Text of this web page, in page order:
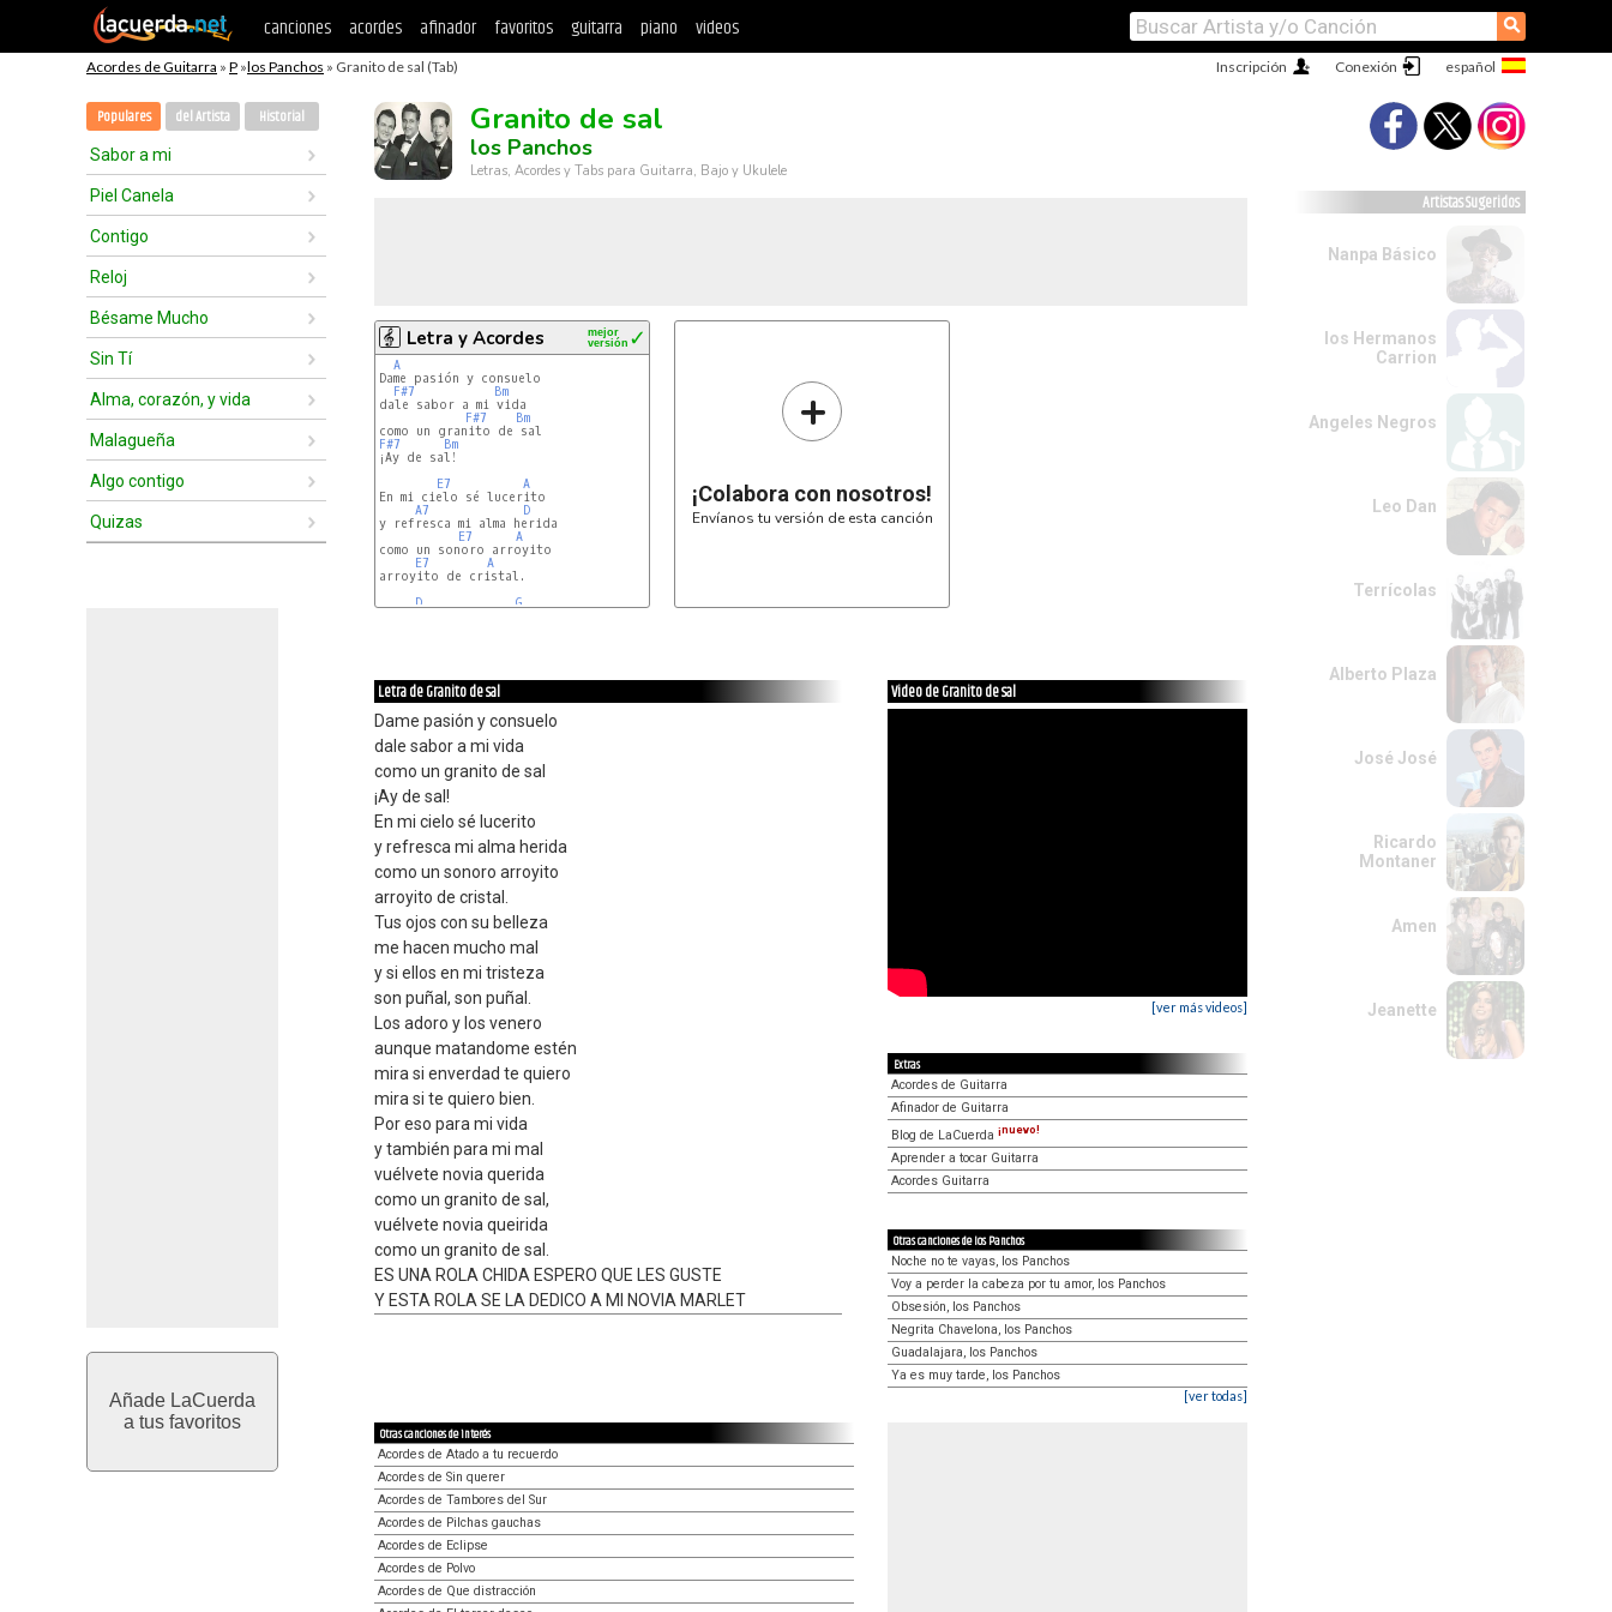
canciones acordes afinador favoritos guitarra piano videos ⚲
Acordes de Guitarra » P »los Panchos » Granito de sal (Tab) Conexión
Inscripción
Populares del Artista Historial
Sabor a mi
Piel Canela
Contigo
Reloj
Bésame Mucho
Sin Tí
Alma, corazón, y vida
Malagueña
Algo contigo
Quizas
Añade LaCuerda
a tus favoritos
Granito de sal
los Panchos
Letras, Acordes y Tabs para Guitarra, Bajo y Ukulele
Letra y Acordes ✓
mejor
versión
A
Dame pasión y consuelo
F#7
Bm
dale sabor a mi vida
F#7
Bm
F#7
Bm
¡Ay de sal!
E7
A
En mi cielo sé lucerito
A7
D
y refresca mi alma herida
E7
A
como un sonoro arroyito
E7
A
arroyito de cristal.
D
G
+
¡Colabora con nosotros!
Envíanos tu versión de esta canción
Letra de Granito de sal
Dame pasión y consuelo
dale sabor a mi vida
como un granito de sal
¡Ay de sal!
En mi cielo sé lucerito
y refresca mi alma herida
como un sonoro arroyito
arroyito de cristal.
Tus ojos con su belleza
me hacen mucho mal
y si ellos en mi tristeza
son puñal, son puñal.
Los adoro y los venero
aunque matandome estén
mira si enverdad te quiero
mira si te quiero bien.
Por eso para mi vida
y también para mi mal
vuélvete novia querida
como un granito de sal,
vuélvete novia queirida
como un granito de sal.
ES UNA ROLA CHIDA ESPERO QUE LES GUSTE
Y ESTA ROLA SE LA DEDICO A MI NOVIA MARLET
Video de Granito de sal
[ver más videos]
Extras
Acordes de Guitarra
Afinador de Guitarra
Blog de LaCuerda ¡nuevo!
Aprender a tocar Guitarra
Acordes Guitarra
Otras canciones de los Panchos
Noche no te vayas, los Panchos
Voy a perder la cabeza por tu amor, los Panchos
Obsesión, los Panchos
Negrita Chavelona, los Panchos
Guadalajara, los Panchos
Ya es muy tarde, los Panchos
[ver todas]
Otras canciones de interés
Acordes de Atado a tu recuerdo
Acordes de Sin querer
Acordes de Tambores del Sur
Acordes de Pilchas gauchas
Acordes de Eclipse
Acordes de Polvo
Acordes de Que distracción
Artistas Sugeridos
Nanpa Básico
los Hermanos
Carrion
Angeles Negros
Leo Dan
Terrícolas
Alberto Plaza
José José
Ricardo
Montaner
Amen
Jeanette